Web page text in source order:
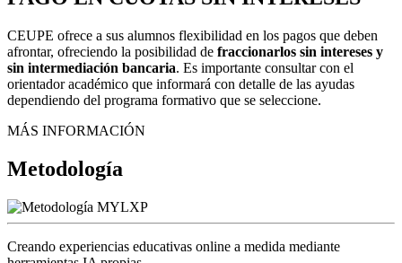
CEUPE ofrece a sus alumnos flexibilidad en los pagos que deben
afrontar, ofreciendo la posibilidad de fraccionarlos sin intereses y
sin intermediación bancaria. Es importante consultar con el
orientador académico que informará con detalle de las ayudas
dependiendo del programa formativo que se seleccione.
MÁS INFORMACIÓN
Metodología
Creando experiencias educativas online a medida mediante